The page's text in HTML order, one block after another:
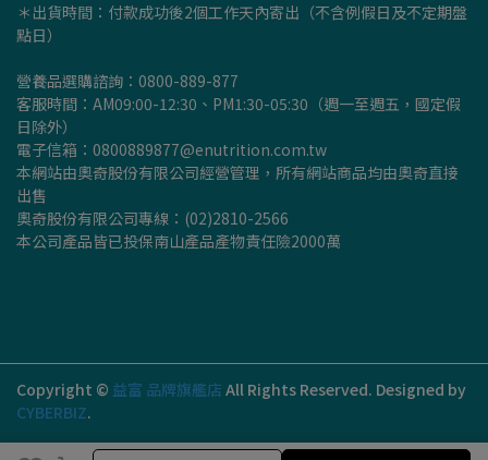
＊出貨時間：付款成功後2個工作天內寄出（不含例假日及不定期盤
點日）
營養品選購諮詢：0800-889-877
客服時間：AM09:00-12:30、PM1:30-05:30（週一至週五，國定假
日除外）
電子信箱：0800889877@enutrition.com.tw
本網站由奧奇股份有限公司經營管理，所有網站商品均由奧奇直接
出售
奧奇股份有限公司專線：(02)2810-2566
本公司產品皆已投保南山產品產物責任險2000萬
Copyright © 益富 品牌旗艦店 All Rights Reserved. Designed by
CYBERBIZ.